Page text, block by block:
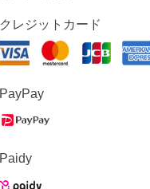
クレジットカード
PayPay
Paidy